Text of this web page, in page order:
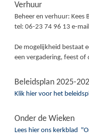
Verhuur
Beheer en verhuur: Kees
tel: 06-23 74 96 13 e-
De mogelijkheid bestaat
een vergadering, feest of
Beleidsplan 2025-
Klik hier voor het
Onder de Wieken
Lees hier ons kerkblad